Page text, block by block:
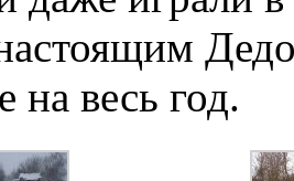
на весь год.